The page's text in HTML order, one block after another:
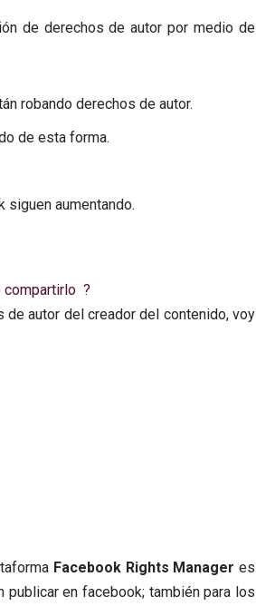
de derechos de autor por medio de
robando derechos de autor.
de esta forma.
aumentando.
compartirlo ?
de autor del creador del contenido, voy
Facebook Rights Manager es
en facebook; también para los